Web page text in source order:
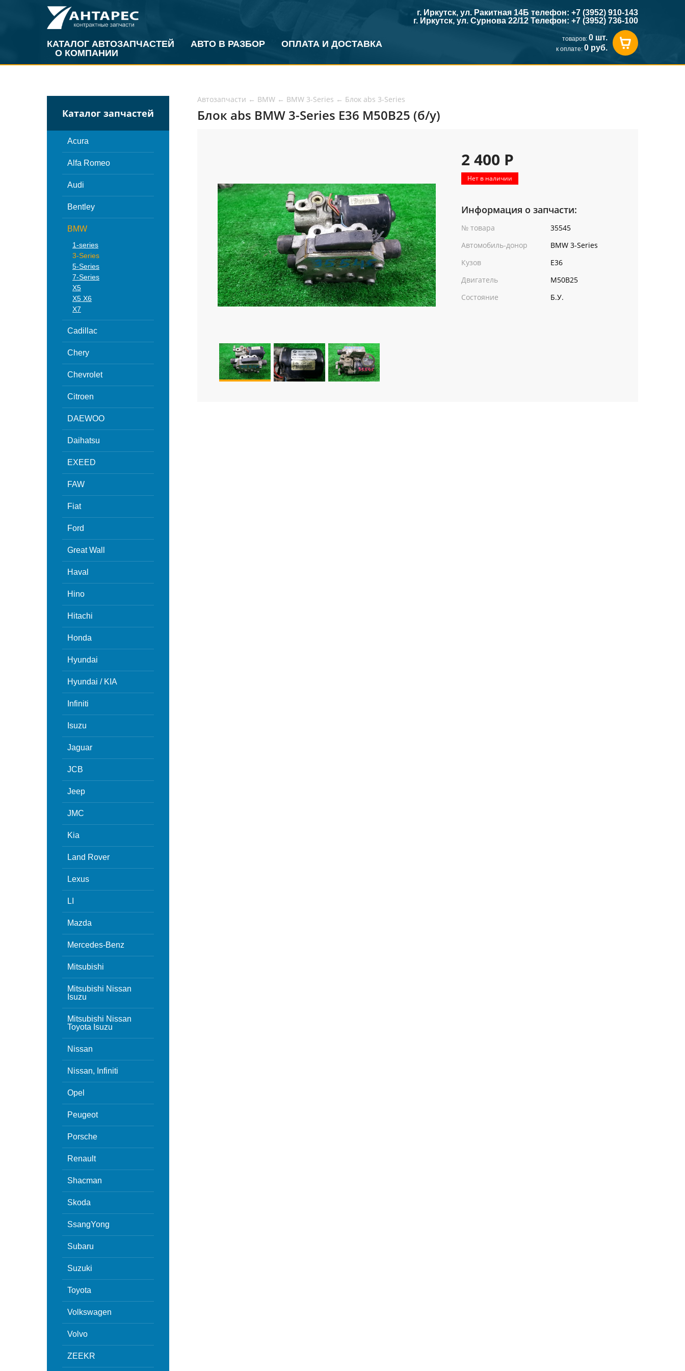
КАТАЛОГ АВТОЗАПЧАСТЕЙ АВТО В РАЗБОР
ОПЛАТА И ДОСТАВКА
О КОМПАНИИ
г. Иркутск, ул. Ракитная 14Б телефон: +7 (3952) 910-143
г. Иркутск, ул. Сурнова 22/12 Телефон: +7 (3952) 736-100
товаров: 0 шт.
к оплате: 0 руб.
Каталог запчастей
Acura
Alfa Romeo
Audi
Bentley
BMW
1-series
3-Series
5-Series
7-Series
X5
X5 X6
X7
Cadillac
Chery
Chevrolet
Citroen
DAEWOO
Daihatsu
EXEED
FAW
Fiat
Ford
Great Wall
Haval
Hino
Hitachi
Honda
Hyundai
Hyundai / KIA
Infiniti
Isuzu
Jaguar
JCB
Jeep
JMC
Kia
Land Rover
Lexus
LI
Mazda
Mercedes-Benz
Mitsubishi
Mitsubishi Nissan
Isuzu
Mitsubishi Nissan
Toyota Isuzu
Nissan
Nissan, Infiniti
Opel
Peugeot
Porsche
Renault
Shacman
Skoda
SsangYong
Subaru
Suzuki
Toyota
Volkswagen
Volvo
ZEEKR
Автозапчасти ← BMW ← BMW 3-Series ← Блок abs 3-Series
Блок abs BMW 3-Series E36 M50B25 (б/у)
2 400 Р
Нет в наличии
Информация о запчасти:
№ товара
35545
Автомобиль-донор
BMW 3-Series
Кузов
E36
Двигатель
M50B25
Состояние
Б.У.